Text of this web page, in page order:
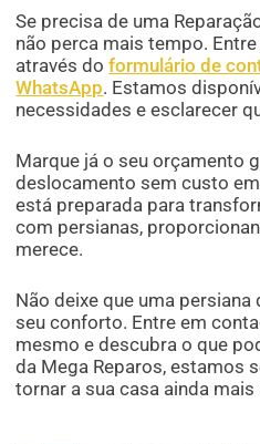
Se precisa de uma
não perca mais tempo.
através doformulário de
WhatsApp. Estamos
necessidades e esclarecer
Marque já o seu orçamento
deslocamento sem custo
está preparada para
com persianas,
merece.
Não deixe que uma
seu conforto. Entre em
mesmo e descubra o que
da Mega Reparos, estamos
tornar a sua casa ainda